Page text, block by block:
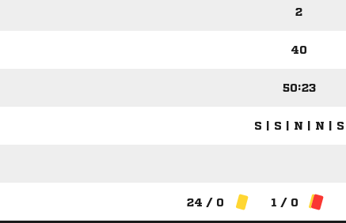
2
40
50:23
S | S | N | N | S
24 / 0 1 / 0